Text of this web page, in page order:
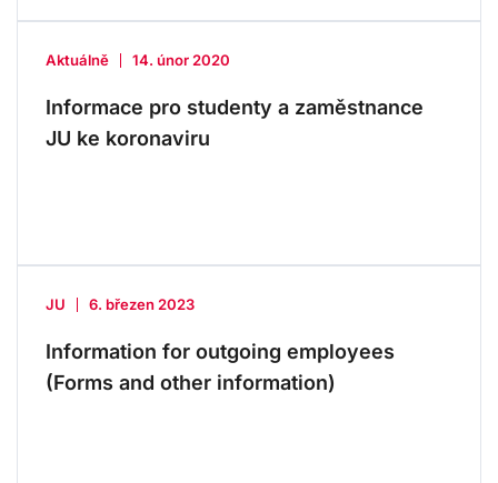
Aktuálně 14. únor 2020
Informace pro studenty a zaměstnance
JU ke koronaviru
JU 6. březen 2023
Information for outgoing employees
(Forms and other information)